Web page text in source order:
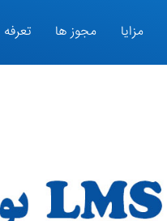
مزایا مجوز ها تعرفه